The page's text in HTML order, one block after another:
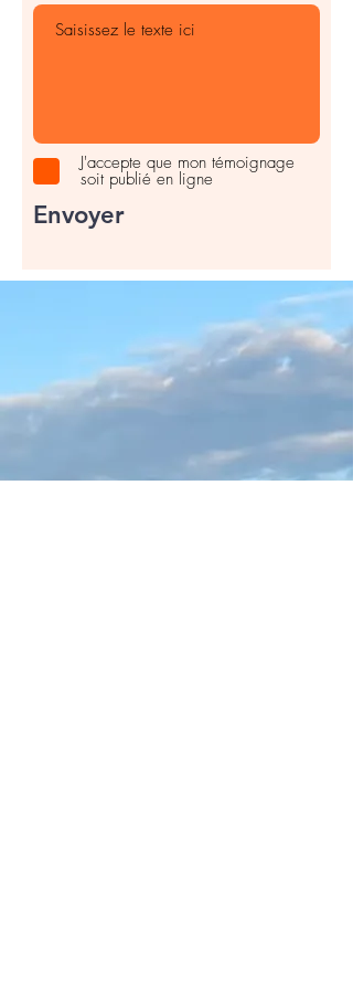
J'accepte que mon témoignage
soit publié en ligne
Envoyer